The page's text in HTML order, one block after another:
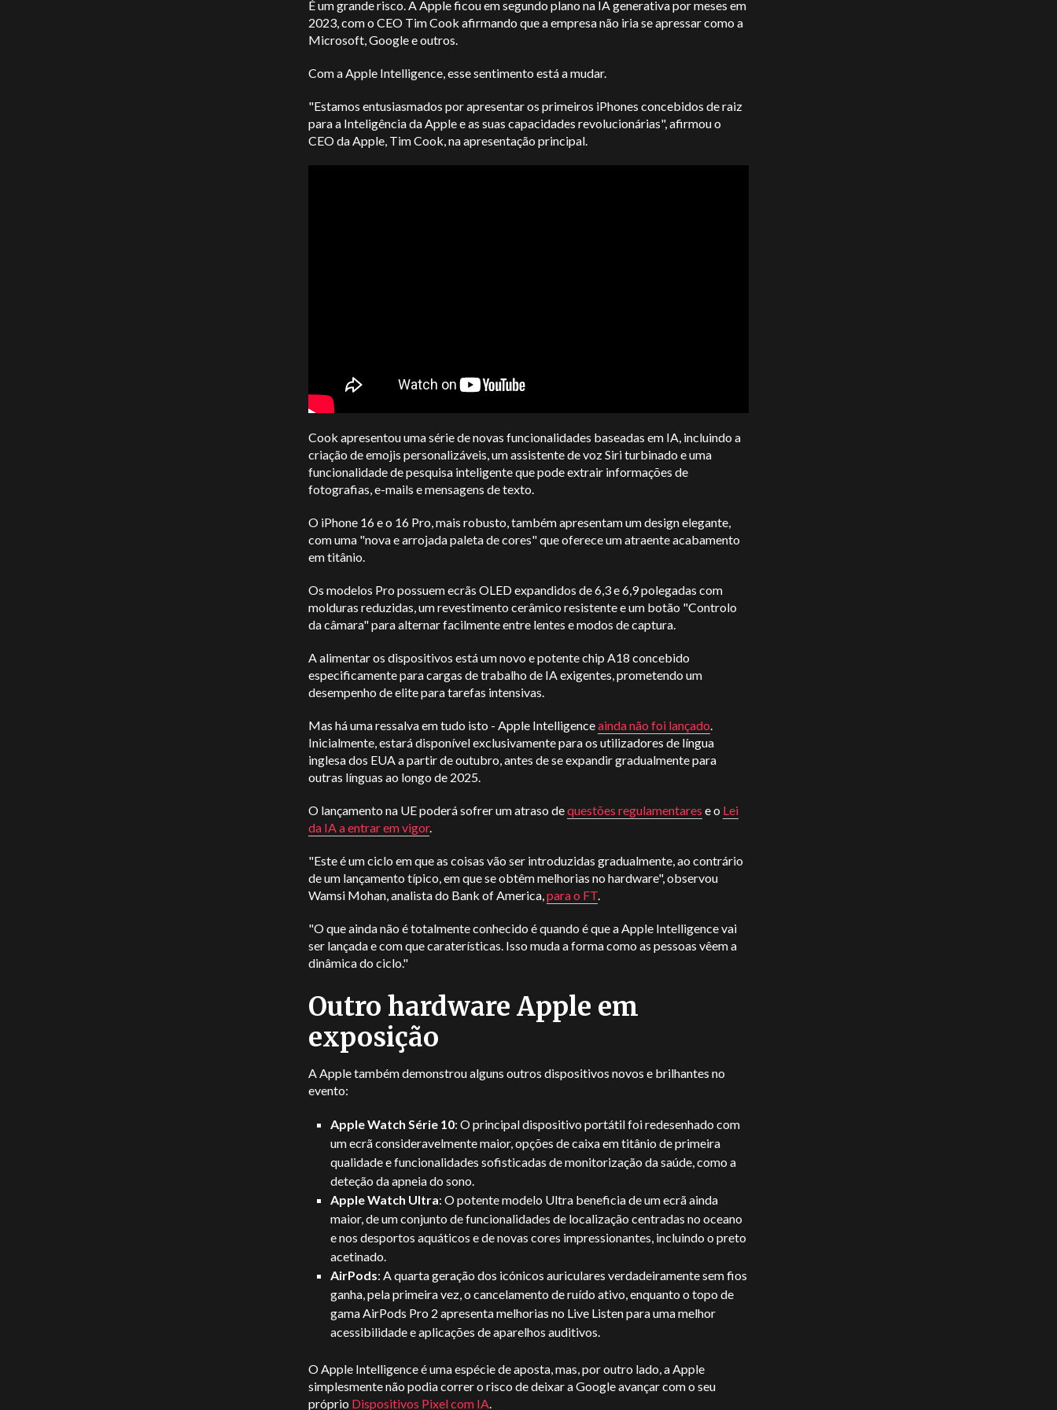
É um grande risco. A Apple ficou em segundo plano na IA generativa por meses em
2023, com o CEO Tim Cook afirmando que a empresa não iria se apressar como a
Microsoft, Google e outros.
Com a Apple Intelligence, esse sentimento está a mudar.
"Estamos entusiasmados por apresentar os primeiros iPhones concebidos de raiz
para a Inteligência da Apple e as suas capacidades revolucionárias", afirmou o
CEO da Apple, Tim Cook, na apresentação principal.
Cook apresentou uma série de novas funcionalidades baseadas em IA, incluindo a
criação de emojis personalizáveis, um assistente de voz Siri turbinado e uma
funcionalidade de pesquisa inteligente que pode extrair informações de
fotografias, e-mails e mensagens de texto.
O iPhone 16 e o 16 Pro, mais robusto, também apresentam um design elegante,
com uma "nova e arrojada paleta de cores" que oferece um atraente acabamento
em titânio.
Os modelos Pro possuem ecrãs OLED expandidos de 6,3 e 6,9 polegadas com
molduras reduzidas, um revestimento cerâmico resistente e um botão "Controlo
da câmara" para alternar facilmente entre lentes e modos de captura.
A alimentar os dispositivos está um novo e potente chip A18 concebido
especificamente para cargas de trabalho de IA exigentes, prometendo um
desempenho de elite para tarefas intensivas.
Mas há uma ressalva em tudo isto - Apple Intelligenceainda não foi lançado.
Inicialmente, estará disponível exclusivamente para os utilizadores de língua
inglesa dos EUA a partir de outubro, antes de se expandir gradualmente para
outras línguas ao longo de 2025.
O lançamento na UE poderá sofrer um atraso dequestões regulamentares e o Lei
da IA a entrar em vigor.
"Este é um ciclo em que as coisas vão ser introduzidas gradualmente, ao contrário
de um lançamento típico, em que se obtêm melhorias no hardware", observou
Wamsi Mohan, analista do Bank of America,para o FT.
"O que ainda não é totalmente conhecido é quando é que a Apple Intelligence vai
ser lançada e com que caraterísticas. Isso muda a forma como as pessoas vêem a
dinâmica do ciclo."
Outro hardware Apple em
exposição
A Apple também demonstrou alguns outros dispositivos novos e brilhantes no
evento:
Apple Watch Série 10: O principal dispositivo portátil foi redesenhado com
um ecrã consideravelmente maior, opções de caixa em titânio de primeira
qualidade e funcionalidades sofisticadas de monitorização da saúde, como a
deteção da apneia do sono.
Apple Watch Ultra: O potente modelo Ultra beneficia de um ecrã ainda
maior, de um conjunto de funcionalidades de localização centradas no oceano
e nos desportos aquáticos e de novas cores impressionantes, incluindo o preto
acetinado.
AirPods: A quarta geração dos icónicos auriculares verdadeiramente sem fios
ganha, pela primeira vez, o cancelamento de ruído ativo, enquanto o topo de
gama AirPods Pro 2 apresenta melhorias no Live Listen para uma melhor
acessibilidade e aplicações de aparelhos auditivos.
O Apple Intelligence é uma espécie de aposta, mas, por outro lado, a Apple
simplesmente não podia correr o risco de deixar a Google avançar com o seu
próprio Dispositivos Pixel com IA.